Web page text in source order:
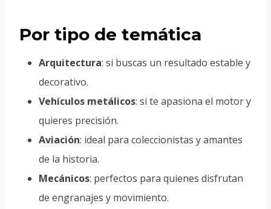
Por tipo de temática
Arquitectura: si buscas un resultado estable y
decorativo.
Vehículos metálicos: si te apasiona el motor y
quieres precisión.
Aviación: ideal para coleccionistas y amantes
de la historia.
Mecánicos: perfectos para quienes disfrutan
de engranajes y movimiento.